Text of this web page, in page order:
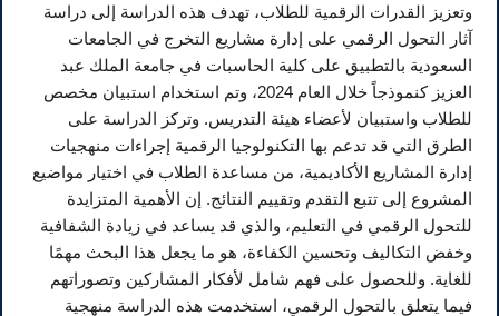
وتعزيز القدرات الرقمية للطلاب، تهدف هذه الدراسة إلى دراسة
آثار التحول الرقمي على إدارة مشاريع التخرج في الجامعات
السعودية بالتطبيق على كلية الحاسبات في جامعة الملك عبد
العزيز كنموذجاً خلال العام 2024، وتم استخدام استبيان مخصص
للطلاب واستبيان لأعضاء هيئة التدريس. وتركز الدراسة على
الطرق التي قد تدعم بها التكنولوجيا الرقمية إجراءات منهجيات
إدارة المشاريع الأكاديمية، من مساعدة الطلاب في اختيار مواضيع
المشروع إلى تتبع التقدم وتقييم النتائج. إن الأهمية المتزايدة
للتحول الرقمي في التعليم، والذي قد يساعد في زيادة الشفافية
وخفض التكاليف وتحسين الكفاءة، هو ما يجعل هذا البحث مهمًا
للغاية. وللحصول على فهم شامل لأفكار المشاركين وتصوراتهم
فيما يتعلق بالتحول الرقمي، استخدمت هذه الدراسة منهجية